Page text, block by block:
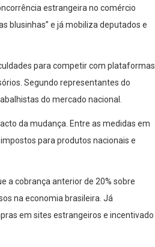
estrangeira no comércio
blusinhas” e já mobiliza deputados e
para competir com plataformas
Segundo representantes do
do mercado nacional.
da mudança. Entre as medidas em
para produtos nacionais e
a cobrança anterior de 20% sobre
na economia brasileira. Já
em sites estrangeiros e incentivado